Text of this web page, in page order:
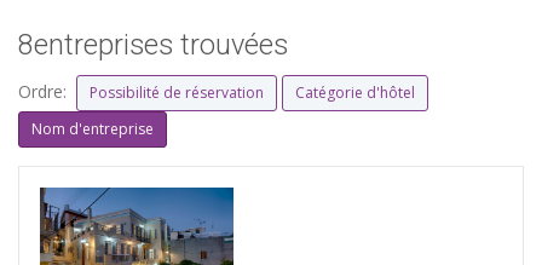
8entreprises trouvées
Ordre: Possibilité de réservation
Catégorie d'hôtel
Nom d'entreprise